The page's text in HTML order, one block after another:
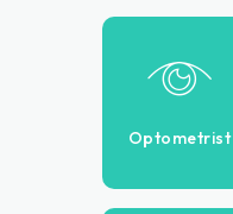
Optometrist